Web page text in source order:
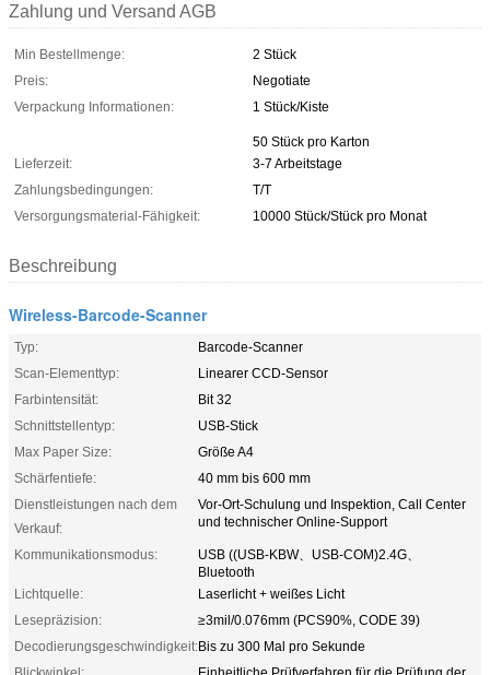
Zahlung und Versand AGB
Min Bestellmenge:
2 Stück
Preis:
Negotiate
Verpackung Informationen:
1 Stück/Kiste
50 Stück pro Karton
Lieferzeit:
3-7 Arbeitstage
Zahlungsbedingungen:
T/T
Versorgungsmaterial-Fähigkeit:
10000 Stück/Stück pro Monat
Beschreibung
Wireless-Barcode-Scanner
Typ:
Barcode-Scanner
Scan-Elementtyp:
Linearer CCD-Sensor
Farbintensität:
Bit 32
Schnittstellentyp:
USB-Stick
Max Paper Size:
Größe A4
Schärfentiefe:
40 mm bis 600 mm
Dienstleistungen nach dem
Verkauf:
Vor-Ort-Schulung und Inspektion, Call Center
und technischer Online-Support
Kommunikationsmodus:
USB ((USB-KBW、USB-COM)2.4G、
Bluetooth
Lichtquelle:
Laserlicht + weißes Licht
Lesepräzision:
≥3mil/0.076mm (PCS90%, CODE 39)
Decodierungsgeschwindigkeit:Bis zu 300 Mal pro Sekunde